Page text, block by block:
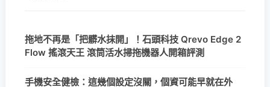
拖地不再是「把髒水抹開」！石頭科技 Qrevo Edge 2
Flow 搖滾天王 滾筒活水掃拖機器人開箱評測
手機安全健檢：這幾個設定沒關，個資可能早就在外